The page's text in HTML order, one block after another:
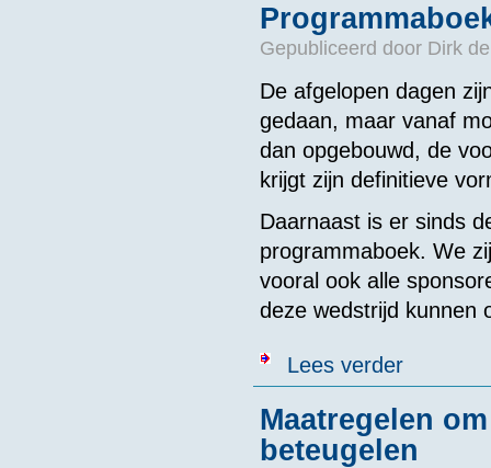
Gepubliceerd door Dirk
De afgelopen dagen
gedaan, maar vanaf
dan opgebouwd, de
krijgt zijn definitieve
Daarnaast is er sinds
programmaboek. We
vooral ook alle
deze wedstrijd kunnen
Lees verderover
Maatregelen
beteugelen